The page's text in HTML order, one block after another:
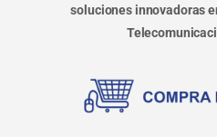
soluciones innovadoras